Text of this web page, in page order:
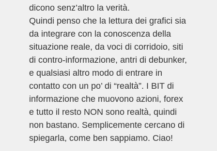
dicono senz’altro la verità.
Quindi penso che la lettura dei grafici sia
da integrare con la conoscenza della
situazione reale, da voci di corridoio, siti
di contro-informazione, antri di debunker,
e qualsiasi altro modo di entrare in
contatto con un po’ di “realtà”. I BIT di
informazione che muovono azioni, forex
e tutto il resto NON sono realtà, quindi
non bastano. Semplicemente cercano di
spiegarla, come ben sappiamo. Ciao!